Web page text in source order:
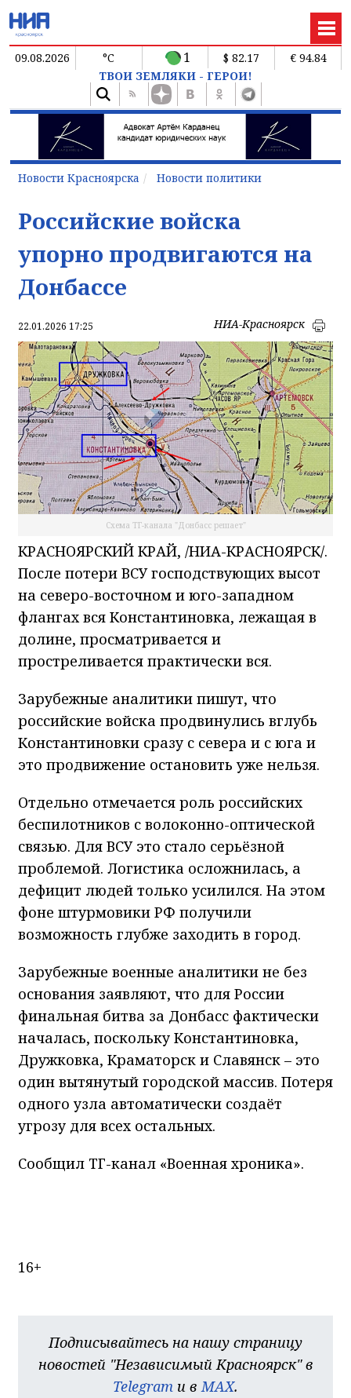
09.08.2026 °C 1 $ 82.17
€ 94.84
ТВОИ ЗЕМЛЯКИ - ГЕРОИ!
Новости Красноярска Новости политики
Российские войска
упорно продвигаются на
Донбассе
22.01.2026 17:25 НИА-Красноярск
Схема ТГ-канала "Донбасс решает"
КРАСНОЯРСКИЙ КРАЙ, /НИА-КРАСНОЯРСК/.
После потери ВСУ господствующих высот
на северо-восточном и юго-западном
флангах вся Константиновка, лежащая в
долине, просматривается и
простреливается практически вся.
Зарубежные аналитики пишут, что
российские войска продвинулись вглубь
Константиновки сразу с севера и с юга и
это продвижение остановить уже нельзя.
Отдельно отмечается роль российских
беспилотников с волоконно-оптической
связью. Для ВСУ это стало серьёзной
проблемой. Логистика осложнилась, а
дефицит людей только усилился. На этом
фоне штурмовики РФ получили
возможность глубже заходить в город.
Зарубежные военные аналитики не без
основания заявляют, что для России
финальная битва за Донбасс фактически
началась, поскольку Константиновка,
Дружковка, Краматорск и Славянск – это
один вытянутый городской массив. Потеря
одного узла автоматически создаёт
угрозу для всех остальных.
Сообщил ТГ-канал «Военная хроника».
16+
Подписывайтесь на нашу страницу
новостей "Независимый Красноярск" в
Telegram и в MAX.